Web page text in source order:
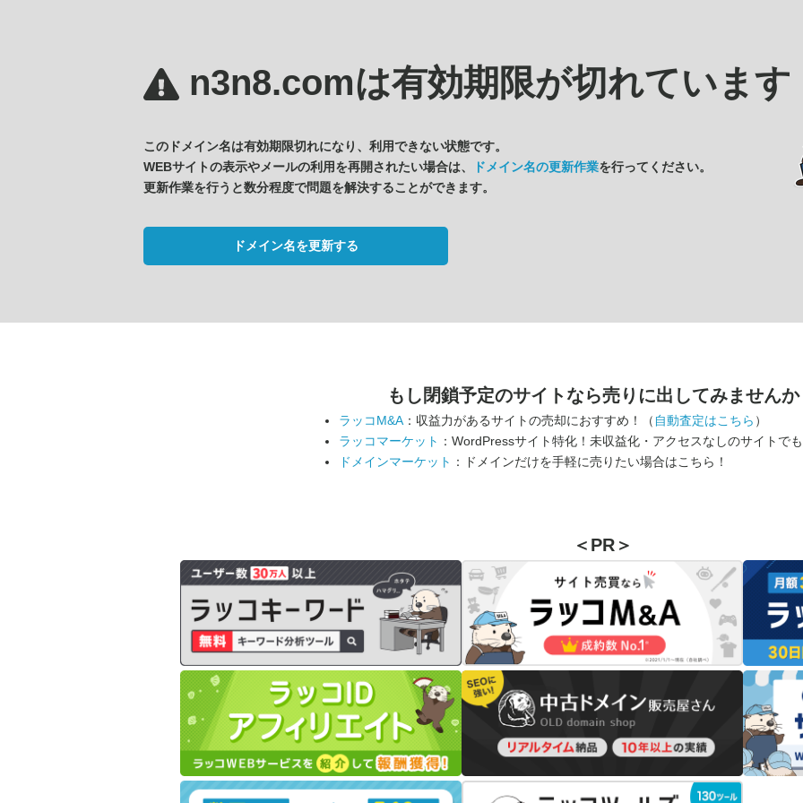
n3n8.comは有効期限が切れています
このドメイン名は有効期限切れになり、利用できない状態です。
WEBサイトの表示やメールの利用を再開されたい場合は、
ドメイン名の更新作業を行ってください。
更新作業を行うと数分程度で問題を解決することができます。
ドメイン名を更新する
もし閉鎖予定のサイトなら売りに出してみませんか
ラッコM&A ：収益力があるサイトの売却におすすめ！（ 自動査定はこちら ）
ラッコマーケット ：WordPressサイト特化！未収益化・アクセスなしのサイトで
ドメインマーケット ：ドメインだけを手軽に売りたい場合はこちら！
＜PR＞